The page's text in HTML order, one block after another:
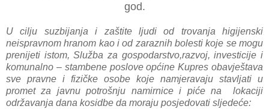
god.
U cilju suzbijanja i zaštite ljudi od trovanja higijenski
neispravnom hranom kao i od zaraznih bolesti koje se mogu
prenijeti istom, Služba za gospodarstvo,razvoj, investicije i
komunalno – stambene poslove općine Kupres obavještava
sve pravne i fizičke osobe koje namjeravaju stavljati u
promet za javnu potrošnju namirnice i piće na lokaciji
održavanja dana kosidbe da moraju posjedovati sljedeće: